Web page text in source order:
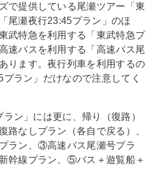
で提供している尾瀬ツアー「東
尾瀬夜行23:45プラン」のほ
武特急を利用する「東武特急プ
速バスを利用する「高速バス尾
ります。夜行列車を利用するの
ラン」だけなので注意してく
ラン」には更に、帰り（復路）
路なしプラン（各自で戻る）、
ラン、③高速バス尾瀬号プラ
幹線プラン、⑤バス＋遊覧船＋